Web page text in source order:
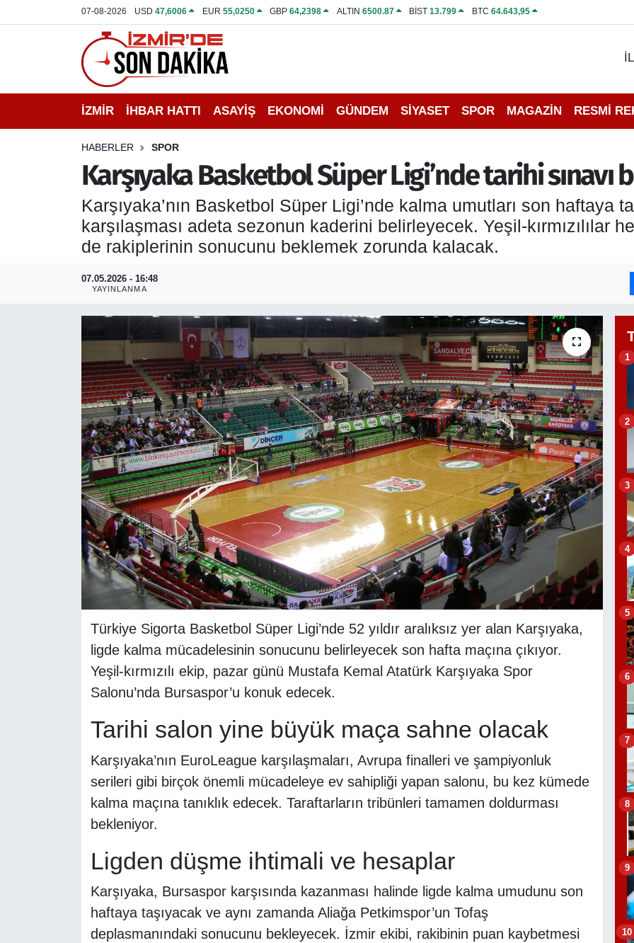
07-08-2026 USD47,6006 EUR 55,0250 GBP64,2398 ALTIN 6500.87 BİST13.799 BTC 64.643,95
İZMİR İHBAR HATTI ASAYİŞ EKONOMİ GÜNDEM SİYASET SPOR MAGAZİN RESMİ
HABERLER SPOR
Karşıyaka Basketbol Süper Ligi’nde tarihi sınavı
Karşıyaka’nın Basketbol Süper Ligi’nde kalma umutları son haftaya
karşılaşması adeta sezonun kaderini belirleyecek. Yeşil-kırmızılılar
de rakiplerinin sonucunu beklemek zorunda kalacak.
07.05.2026 - 16:48
YAYINLANMA
Türkiye Sigorta Basketbol Süper Ligi’nde 52 yıldır aralıksız yer alan Karşıyaka,
ligde kalma mücadelesinin sonucunu belirleyecek son hafta maçına çıkıyor.
Yeşil-kırmızılı ekip, pazar günü Mustafa Kemal Atatürk Karşıyaka Spor
Salonu’nda Bursaspor’u konuk edecek.
Tarihi salon yine büyük maça sahne olacak
Karşıyaka’nın EuroLeague karşılaşmaları, Avrupa finalleri ve şampiyonluk
serileri gibi birçok önemli mücadeleye ev sahipliği yapan salonu, bu kez kümede
kalma maçına tanıklık edecek. Taraftarların tribünleri tamamen doldurması
bekleniyor.
Ligden düşme ihtimali ve hesaplar
Karşıyaka, Bursaspor karşısında kazanması halinde ligde kalma umudunu son
haftaya taşıyacak ve aynı zamanda Aliağa Petkimspor’un Tofaş
deplasmanındaki sonucunu bekleyecek. İzmir ekibi, rakibinin puan kaybetmesi
1
2
3
4
5
6
7
8
9
10
İHBAR HATTI
DEPREM
EKONOMİ
SİYASET
RESMİ REKLAM
İzmir Nöbetçi Eczaneler
İzmir Hava Durumu
İzmir Namaz Vakitleri
İzmir Trafik Yoğunluk Haritası
Puan Durumu ve Fikstür
Tüm Manşetler